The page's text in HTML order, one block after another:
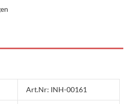
Art.Nr: INH-00161